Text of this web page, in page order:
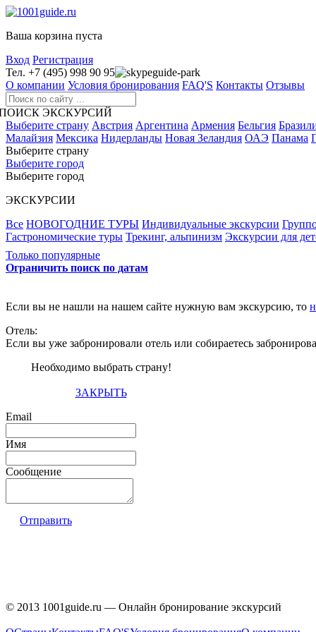
Ваша корзина пуста
Вход Регистрация
Тел. +7 (495) 998 90 95
guide-park
О компании Условия бронирования FAQ'S Контакты Отзывы
ЭКСКУРСИЙ
Выберите страну Австрия Аргентина Армения Бельгия
Малайзия Мексика Нидерланды Новая Зеландия ОАЭ Панама
Выберите страну
Выберите город
Выберите город
ЭКСКУРСИИ
Все НОВОГОДНИЕ ТУРЫ Индивидуальные экскурсии
Гастрономические туры Трекинг, альпинизм Экскурсии для
Только популярные
Ограничить поиск по датам
Если вы не нашли на нашем сайте нужную вам экскурсию, то
Отель:
Если вы уже забронировали отель или собираетесь
Необходимо выбрать страну!
ЗАКРЫТЬ
Email
Имя
Сообщение
Отправить
© 2013 1001guide.ru — Онлайн бронирование экскурсий